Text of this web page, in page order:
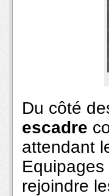
Du côté
escadre
attendant
Equipages
rejoindre